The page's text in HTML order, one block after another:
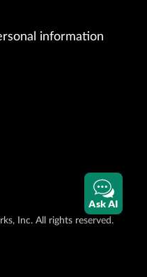
information
Inc. All rights reserved.
Ask AI